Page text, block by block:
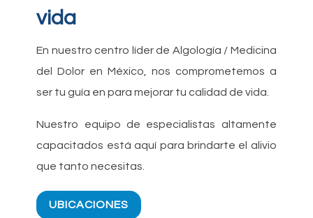
vida
En nuestro centro líder de Algología / Medicina
del Dolor en México, nos comprometemos a
ser tu guía en para mejorar tu calidad de vida.
Nuestro equipo de especialistas altamente
capacitados está aquí para brindarte el alivio
que tanto necesitas.
UBICACIONES